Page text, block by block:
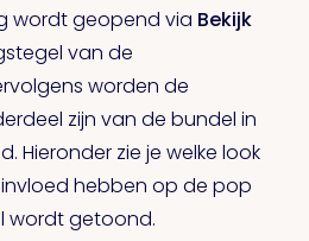
wordt geopend via Bekijk
van de
worden de
zijn van de bundel in
Hieronder zie je welke look
hebben op de pop
wordt getoond.